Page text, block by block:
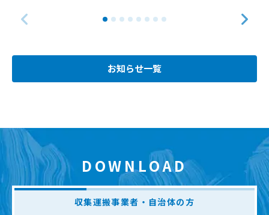
お知らせ一覧
DOWNLOAD
収集運搬事業者・自治体の方